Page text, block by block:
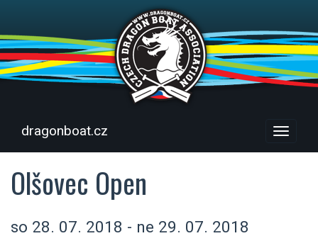
Menu
dragonboat.cz
Olšovec Open
so 28. 07. 2018 - ne 29. 07. 2018